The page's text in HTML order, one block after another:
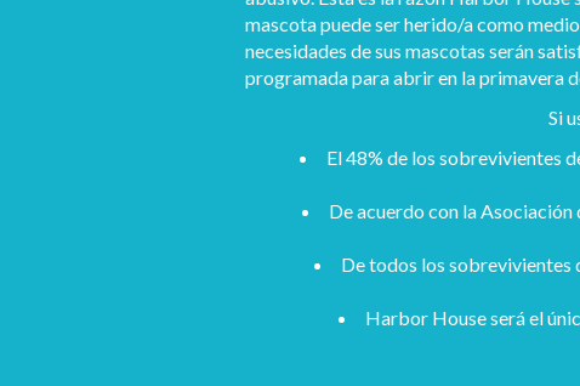
mascota puede ser herido/a como
necesidades de sus mascotas serán
programada para abrir en la primavera
Si
El 48% de los sobrevivientes
De acuerdo con la Asociación
De todos los sobrevivientes
Harbor House será el